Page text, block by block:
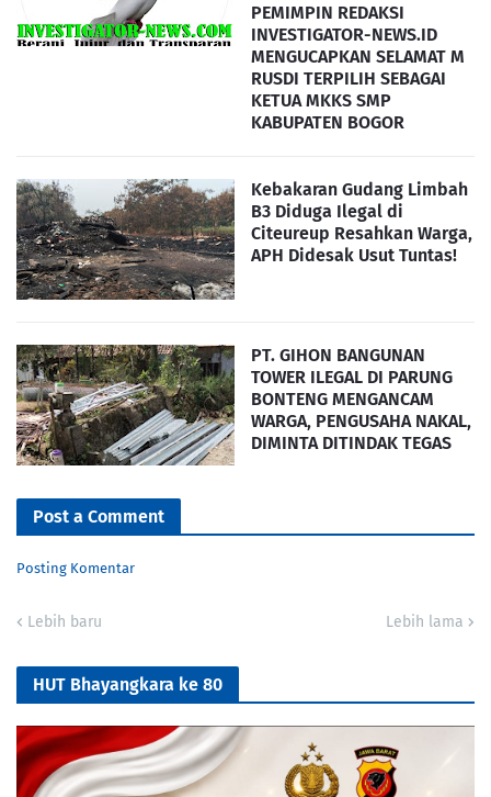
PEMIMPIN REDAKSI
INVESTIGATOR-NEWS.ID
MENGUCAPKAN SELAMAT M
RUSDI TERPILIH SEBAGAI
KETUA MKKS SMP
KABUPATEN BOGOR
Kebakaran Gudang Limbah
B3 Diduga Ilegal di
Citeureup Resahkan Warga,
APH Didesak Usut Tuntas!
PT. GIHON BANGUNAN
TOWER ILEGAL DI PARUNG
BONTENG MENGANCAM
WARGA, PENGUSAHA NAKAL,
DIMINTA DITINDAK TEGAS
Post a Comment
Posting Komentar
Lebih baru Lebih lama
HUT Bhayangkara ke 80